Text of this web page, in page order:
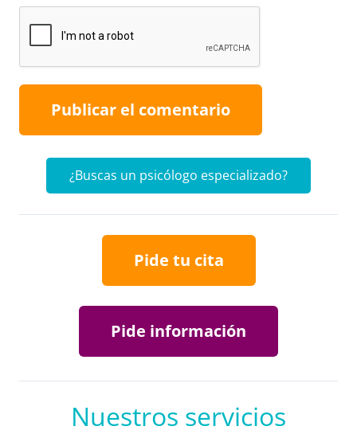
Publicar el comentario
¿Buscas un psicólogo especializado?
Pide tu cita
Pide información
Nuestros servicios